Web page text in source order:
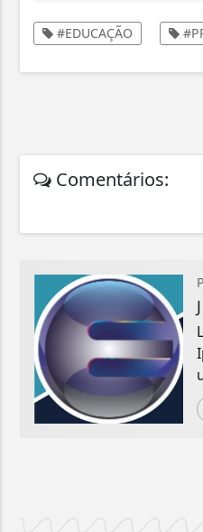
#EDUCAÇÃO
Comentários: